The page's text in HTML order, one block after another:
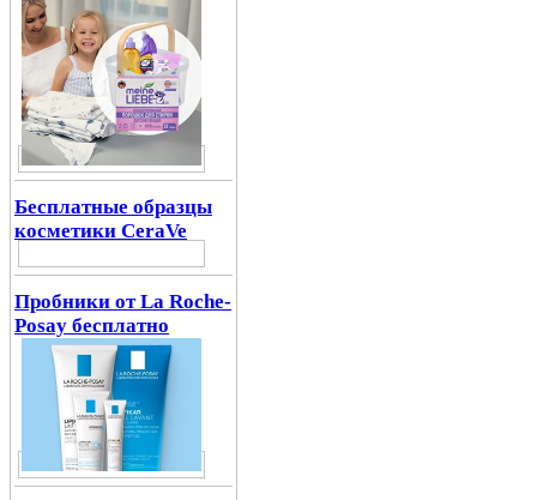
Бесплатные образцы
косметики CeraVe
Пробники от La Roche-
Posay бесплатно